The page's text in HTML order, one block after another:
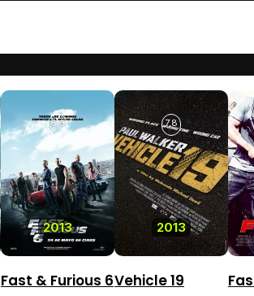
2013
6,3
Fast & Furious 6
2013
7,8
Vehicle 19